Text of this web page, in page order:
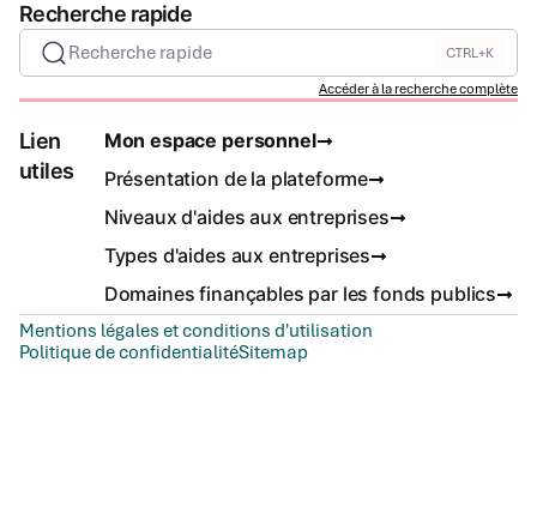
Recherche rapide
Recherche rapide CTRL+K
Accéder à la recherche complète
Lien
utiles
Mon espace personnel
Présentation de la plateforme
Niveaux d'aides aux entreprises
Types d'aides aux entreprises
Domaines finançables par les fonds publics
Mentions légales et conditions d'utilisation
Politique de confidentialitéSitemap